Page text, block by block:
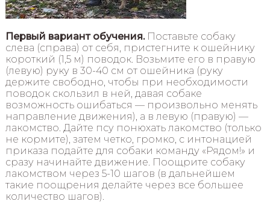
Первый вариант обучения.Поставьте собаку
слева (справа) от себя, пристегните к ошейнику
короткий (1,5 м) поводок. Возьмите его в правую
(левую) руку в 30-40 см от ошейника (руку
держите свободно, чтобы при необходимости
поводок скользил в ней, давая собаке
возможность ошибаться — произвольно менять
направление движения), а в левую (правую) —
лакомство. Дайте псу понюхать лакомство (только
не кормите), затем четко, громко, с интонацией
приказа подайте для собаки команду «Рядом!» и
сразу начинайте движение. Поощрите собаку
лакомством через 5-10 шагов (в дальнейшем
такие поощрения делайте через все большее
количество шагов).